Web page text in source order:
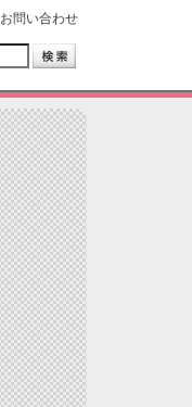
お問い合わせ